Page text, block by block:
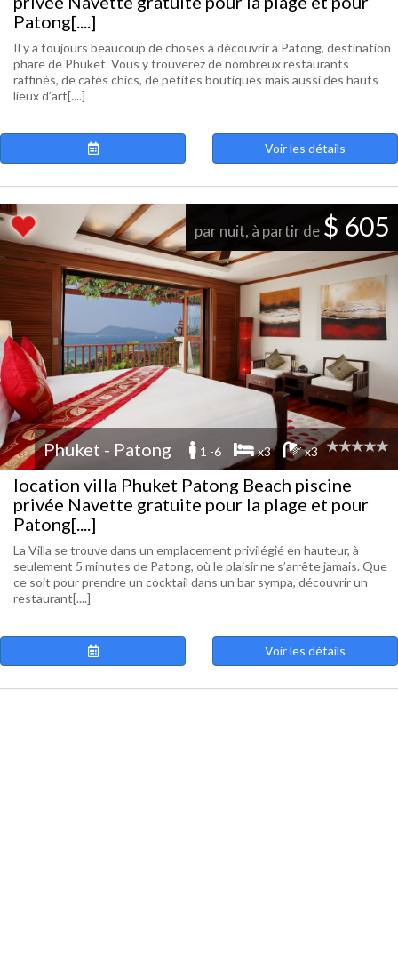
Patong[....]
Il y a toujours beaucoup de choses à découvrir à Patong, destination
phare de Phuket. Vous y trouverez de nombreux restaurants
raffinés, de cafés chics, de petites boutiques mais aussi des hauts
lieux d’art[....]
Voir les détails
par nuit, à partir de $ 605
Phuket - Patong 1 -6 x3 x3
location villa Phuket Patong Beach piscine
privée Navette gratuite pour la plage et pour
Patong[....]
La Villa se trouve dans un emplacement privilégié en hauteur, à
seulement 5 minutes de Patong, où le plaisir ne s’arrête jamais. Que
ce soit pour prendre un cocktail dans un bar sympa, découvrir un
restaurant[....]
Voir les détails